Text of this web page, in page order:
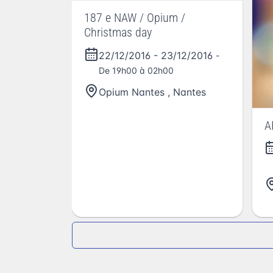
187 e NAW / Opium /
Christmas day
22/12/2016 - 23/12/2016 -
De 19h00 à 02h00
Opium Nantes , Nantes